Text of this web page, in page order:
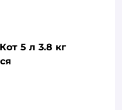
5 л 3.8 кг